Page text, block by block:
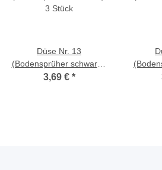
Düse Nr. 13
(Bodensprüher schwarz),
3 Stück
3,69 € *